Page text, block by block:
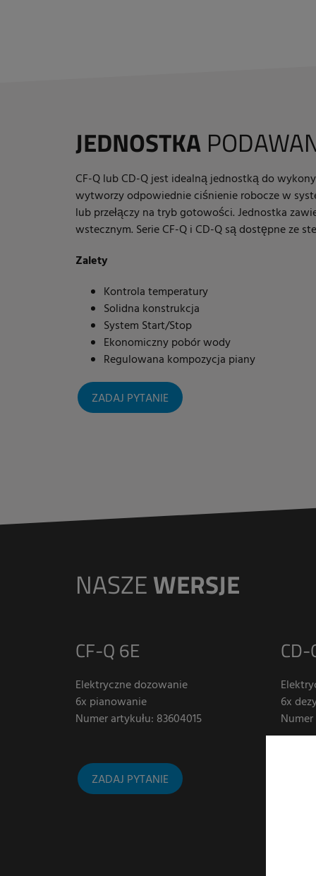
JEDNOSTKA
CF-Q lub CD-Q jest idealną jednostką do
wytworzy odpowiednie ciśnienie robocze w
lub przełączy na tryb gotowości. Jednostka
wstecznym. Serie CF-Q i CD-Q są dostępne ze
Zalety
Kontrola temperatury
Solidna konstrukcja
System Start/Stop
Ekonomiczny pobór wody
Regulowana kompozycja piany
ZADAJ PYTANIE
NASZEWERSJE
CF-Q 6E
Elektryczne dozowanie
6x pianowanie
Numer artykułu: 83604015
CD-
6x
ZADAJ PYTANIE